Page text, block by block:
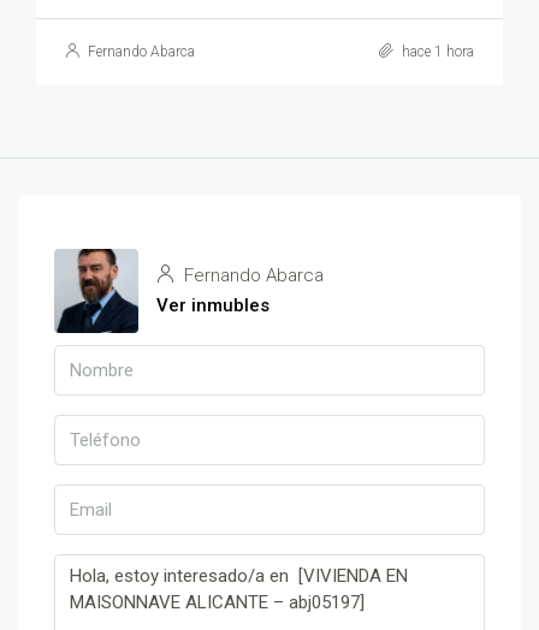
Fernando Abarca hace 1 hora
Fernando Abarca
Ver inmubles